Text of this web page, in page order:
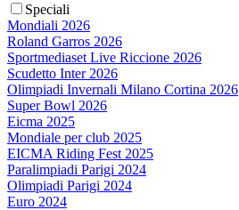
Speciali
Mondiali 2026
Roland Garros 2026
Sportmediaset Live Riccione 2026
Scudetto Inter 2026
Olimpiadi Invernali Milano Cortina 2026
Super Bowl 2026
Eicma 2025
Mondiale per club 2025
EICMA Riding Fest 2025
Paralimpiadi Parigi 2024
Olimpiadi Parigi 2024
Euro 2024